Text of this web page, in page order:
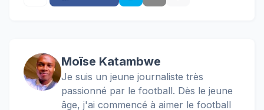
Moïse Katambwe
Je suis un jeune journaliste très
passionné par le football. Dès le jeune
âge, j'ai commencé à aimer le football